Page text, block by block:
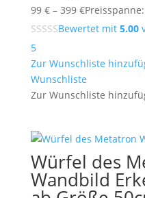
99 € – 399 €
Bewertet mit 5.00
5
Zur Wunschliste
Wunschliste
Zur Wunschliste
Würfel des
Wandbild